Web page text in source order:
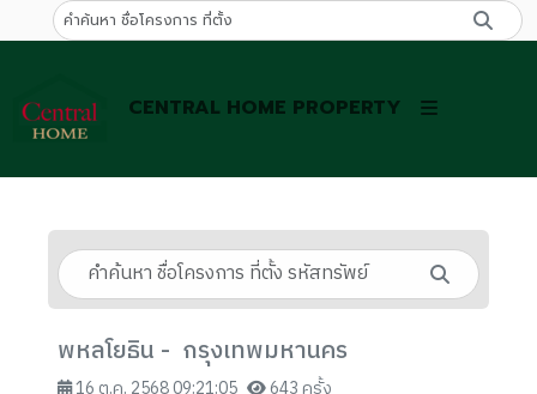
CENTRAL HOME PROPERTY
พหลโยธิน - กรุงเทพมหานคร